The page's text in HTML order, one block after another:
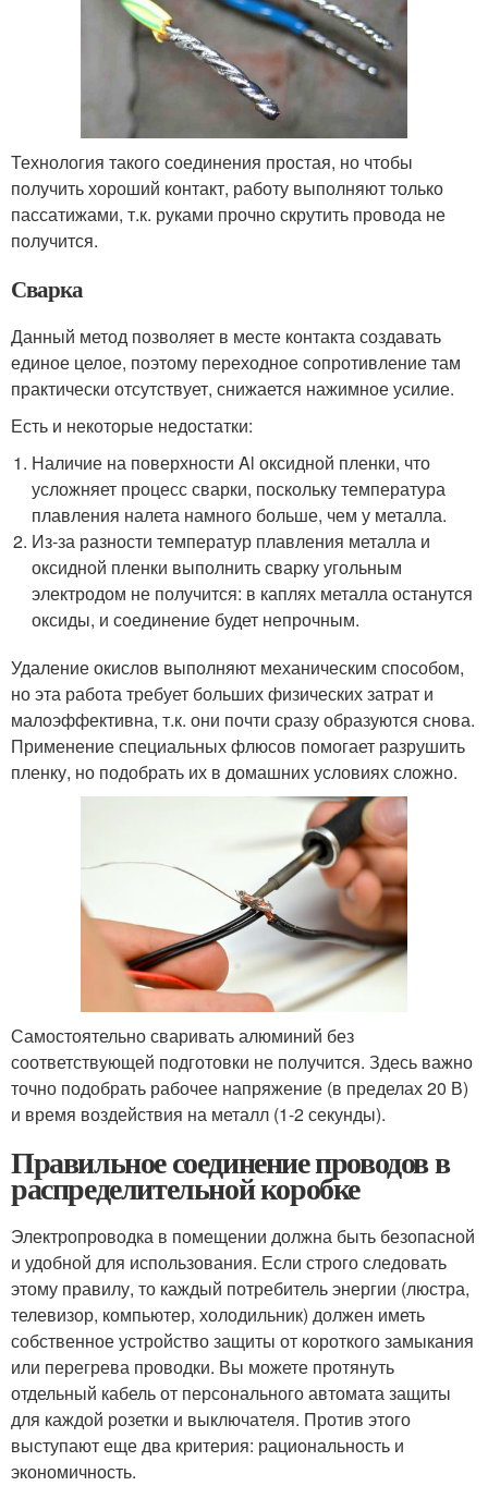
Технология такого соединения простая, но чтобы
получить хороший контакт, работу выполняют только
пассатижами, т.к. руками прочно скрутить провода не
получится.
Сварка
Данный метод позволяет в месте контакта создавать
единое целое, поэтому переходное сопротивление там
практически отсутствует, снижается нажимное усилие.
Есть и некоторые недостатки:
Наличие на поверхности Al оксидной пленки, что
усложняет процесс сварки, поскольку температура
плавления налета намного больше, чем у металла.
Из-за разности температур плавления металла и
оксидной пленки выполнить сварку угольным
электродом не получится: в каплях металла останутся
оксиды, и соединение будет непрочным.
Удаление окислов выполняют механическим способом,
но эта работа требует больших физических затрат и
малоэффективна, т.к. они почти сразу образуются снова.
Применение специальных флюсов помогает разрушить
пленку, но подобрать их в домашних условиях сложно.
Самостоятельно сваривать алюминий без
соответствующей подготовки не получится. Здесь важно
точно подобрать рабочее напряжение (в пределах 20 В)
и время воздействия на металл (1-2 секунды).
Правильное соединение проводов в
распределительной коробке
Электропроводка в помещении должна быть безопасной
и удобной для использования. Если строго следовать
этому правилу, то каждый потребитель энергии (люстра,
телевизор, компьютер, холодильник) должен иметь
собственное устройство защиты от короткого замыкания
или перегрева проводки. Вы можете протянуть
отдельный кабель от персонального автомата защиты
для каждой розетки и выключателя. Против этого
выступают еще два критерия: рациональность и
экономичность.